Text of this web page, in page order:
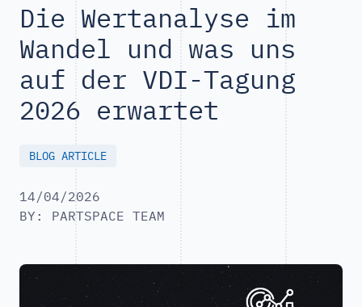
Die Wertanalyse im
Wandel und was uns
auf der VDI-Tagung
2026 erwartet
BLOG ARTICLE
14/04/2026
BY: PARTSPACE TEAM